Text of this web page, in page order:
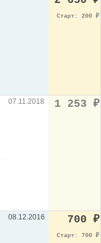
Старт: 200 ₽
07.11.2018 1 253 ₽
08.12.2016 700 ₽
Старт: 700 ₽